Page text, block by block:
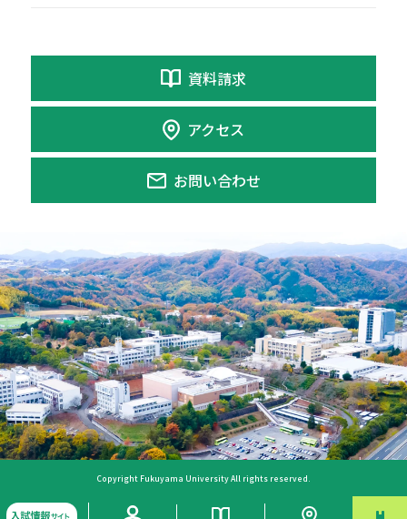
資料請求
アクセス
お問い合わせ
Copyright Fukuyama University All rights reserved.